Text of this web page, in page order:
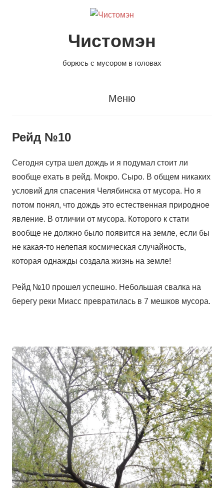
Чистомэн
борюсь с мусором в головах
Меню
Рейд №10
Сегодня сутра шел дождь и я подумал стоит ли
вообще ехать в рейд. Мокро. Сыро. В общем никаких
условий для спасения Челябинска от мусора. Но я
потом понял, что дождь это естественная природное
явление. В отличии от мусора. Которого к стати
вообще не должно было появится на земле, если бы
не какая-то нелепая космическая случайность,
которая однажды создала жизнь на земле!
Рейд №10 прошел успешно. Небольшая свалка на
берегу реки Миасс превратилась в 7 мешков мусора.